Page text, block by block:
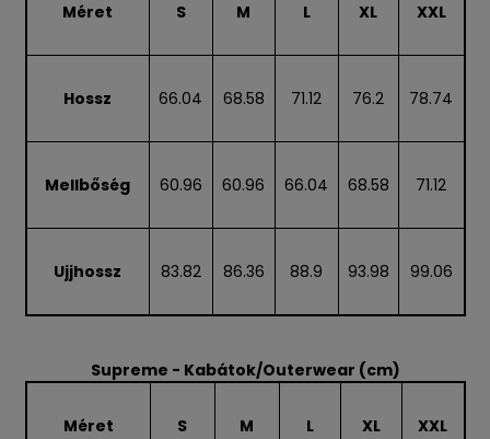
Méret S M L XL XXL
Hossz 66.04 68.58 71.12 76.2 78.74
Mellbőség 60.96 60.96 66.04 68.58 71.12
Ujjhossz 83.82 86.36 88.9 93.98 99.06
Supreme - Kabátok/Outerwear (cm)
Méret S M L XL XXL